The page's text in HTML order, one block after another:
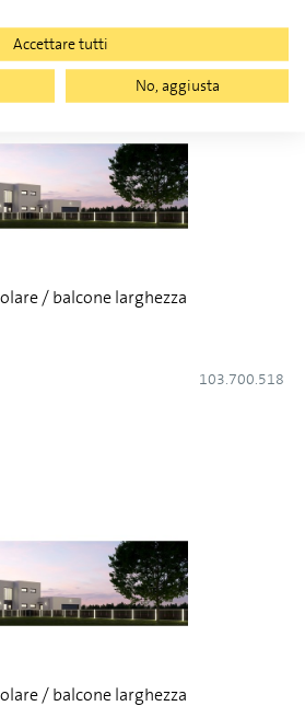
/ balcone larghezza
103.700.518
/ balcone larghezza
Accettare tutti
No, aggiusta